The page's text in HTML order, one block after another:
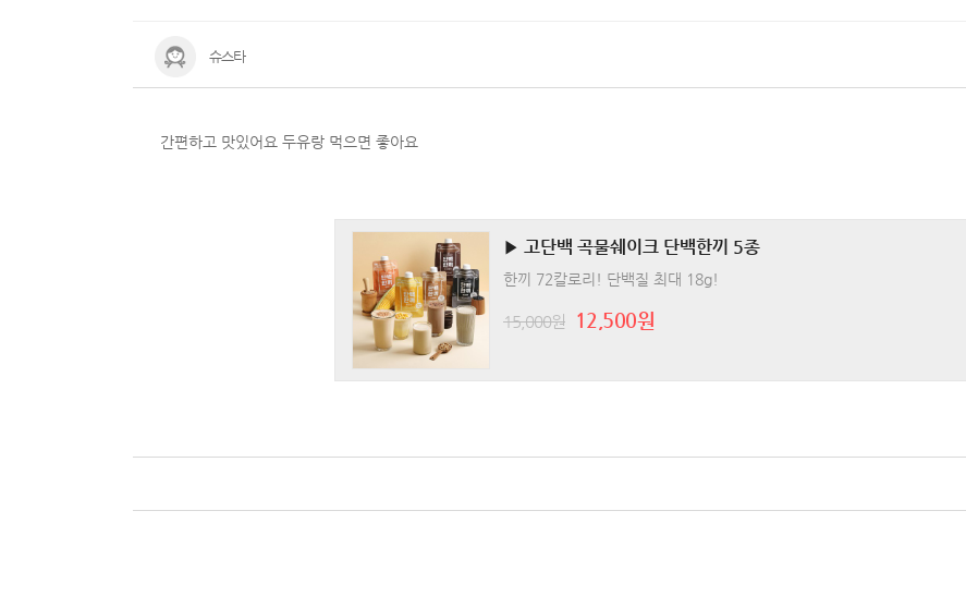
슈스타
간편하고 맛있어요 두유랑 먹으면 좋아요
▶ 고단백 곡물쉐이크 단백한끼 5종
한끼 72칼로리! 단백질 최대 18g!
15,000원 12,500원